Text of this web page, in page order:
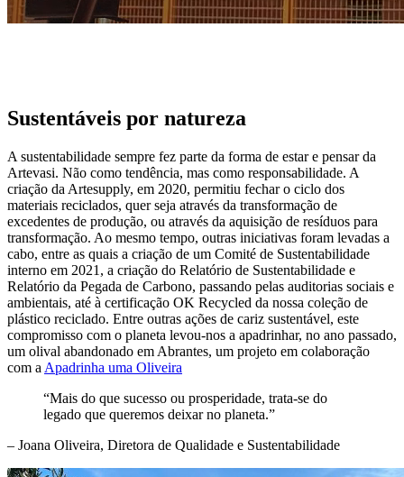
Sustentáveis por natureza
A sustentabilidade sempre fez parte da forma de estar e pensar da
Artevasi. Não como tendência, mas como responsabilidade. A
criação da Artesupply, em 2020, permitiu fechar o ciclo dos
materiais reciclados, quer seja através da transformação de
excedentes de produção, ou através da aquisição de resíduos para
transformação. Ao mesmo tempo, outras iniciativas foram levadas a
cabo, entre as quais a criação de um Comité de Sustentabilidade
interno em 2021, a criação do Relatório de Sustentabilidade e
Relatório da Pegada de Carbono, passando pelas auditorias sociais e
ambientais, até à certificação OK Recycled da nossa coleção de
plástico reciclado. Entre outras ações de cariz sustentável, este
compromisso com o planeta levou-nos a apadrinhar, no ano passado,
um olival abandonado em Abrantes, um projeto em colaboração
com a Apadrinha uma Oliveira
“Mais do que sucesso ou prosperidade, trata-se do
legado que queremos deixar no planeta.”
– Joana Oliveira, Diretora de Qualidade e Sustentabilidade